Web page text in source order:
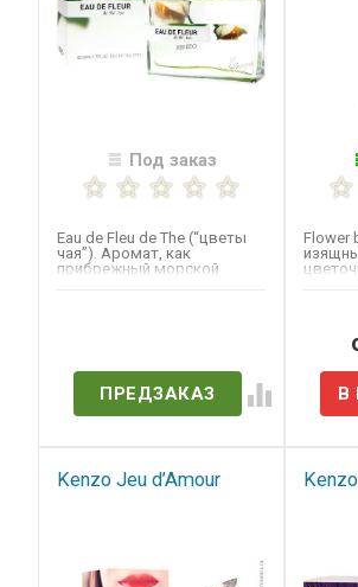
Под заказ
Eau de Fleu de The (“цветы
чая”). Аромат, как
прибрежный морской
ПРЕДЗАКАЗ
Flower
Kenzo Jeu d’Amour